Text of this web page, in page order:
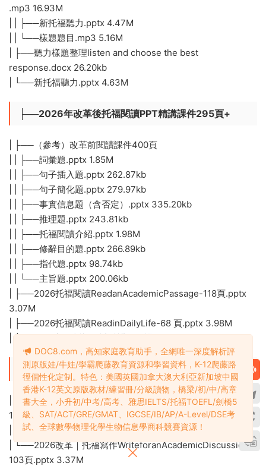
.mp3 16.93M
| | ├──新托福聽力.pptx 4.47M
| | └──樣題題目.mp3 5.16M
| ├──聽力樣題整理listen and choose the best
response.docx 26.20kb
| └──新托福聽力.pptx 4.63M
├──2026年改革後托福閱讀PPT精講課件295頁+
| ├──（參考）改革前閱讀課件400頁
| | ├──詞彙題.pptx 1.85M
| | ├──句子插入題.pptx 262.87kb
| | ├──句子簡化題.pptx 279.97kb
| | ├──事實信息題（含否定）.pptx 335.20kb
| | ├──推理題.pptx 243.81kb
| | ├──托福閱讀介紹.pptx 1.98M
| | ├──修辭目的題.pptx 266.89kb
| | ├──指代題.pptx 98.74kb
| | └──主旨題.pptx 200.06kb
| ├──2026托福閱讀ReadanAcademicPassage-118頁.pptx
3.07M
| ├──2026托福閱讀ReadinDailyLife-68 頁.pptx 3.98M
| └──2026新版托福閱讀精講PPT課件-110 頁.pptx 4.21M
└──2026年改革托福寫作PPT精講課件共315頁+
| ├──2026改革｜托福寫作BuildaSentence-118頁.pptx
11.51M
| ├──2026改革｜托福寫作WriteanEmail-96頁.pptx 3.57M
| └──2026改革｜托福寫作WriteforanAcademicDiscussion-
103頁.pptx 3.37M
DOC8.com，高知家庭教育助手，全網唯一深度解析評
測原版娃/牛娃/學霸爬藤教育資源和學習資料，K-12爬藤路
徑個性化定制。特色：美國英國加拿大澳大利亞新加坡中國
香港K-12英文原版教材/練習冊/分級讀物，橋梁/初/中/高章
書大全，小升初/中考/高考、雅思IELTS/托福TOEFL/劍橋5
級、SAT/ACT/GRE/GMAT、IGCSE/IB/AP/A-Level/DSE考
試、全球數學物理化學生物信息學商科競賽資源！